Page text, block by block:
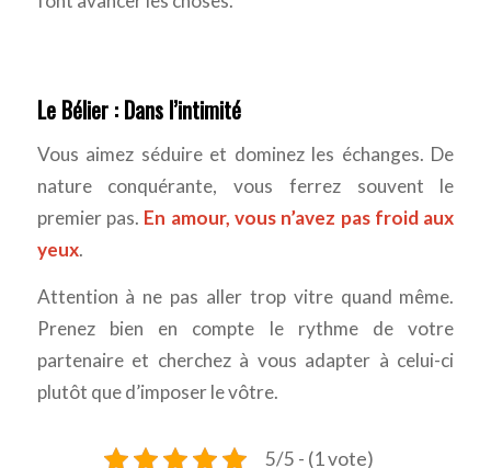
Le Bélier : Dans l’intimité
Vous aimez séduire et dominez les échanges. De
nature conquérante, vous ferrez souvent le
premier pas. En amour, vous n’avez pas froid aux
yeux.
Attention à ne pas aller trop vitre quand même.
Prenez bien en compte le rythme de votre
partenaire et cherchez à vous adapter à celui-ci
plutôt que d’imposer le vôtre.
5/5 - (1 vote)